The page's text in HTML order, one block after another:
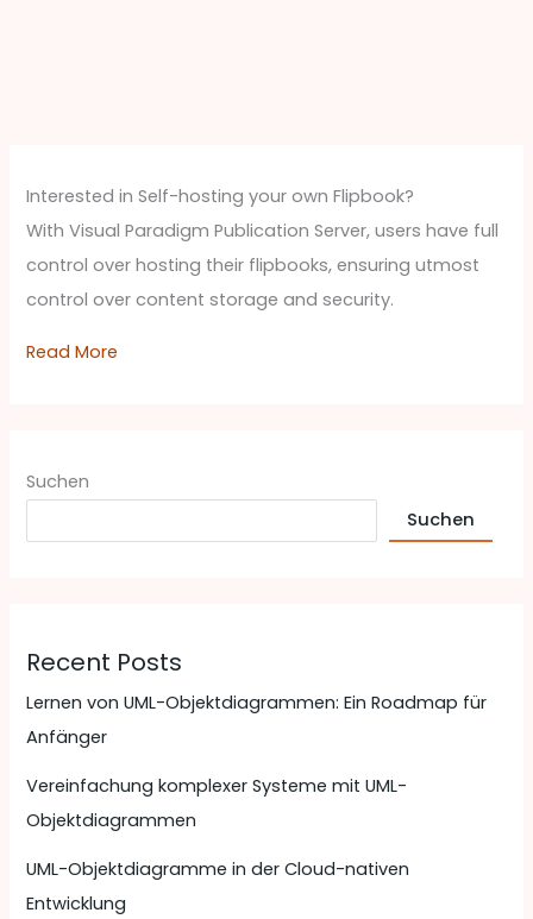
Interested in Self-hosting your own Flipbook?
With Visual Paradigm Publication Server, users have full
control over hosting their flipbooks, ensuring utmost
control over content storage and security.
Read More
Suchen
Suchen
Recent Posts
Lernen von UML-Objektdiagrammen: Ein Roadmap für
Anfänger
Vereinfachung komplexer Systeme mit UML-
Objektdiagrammen
UML-Objektdiagramme in der Cloud-nativen
Entwicklung